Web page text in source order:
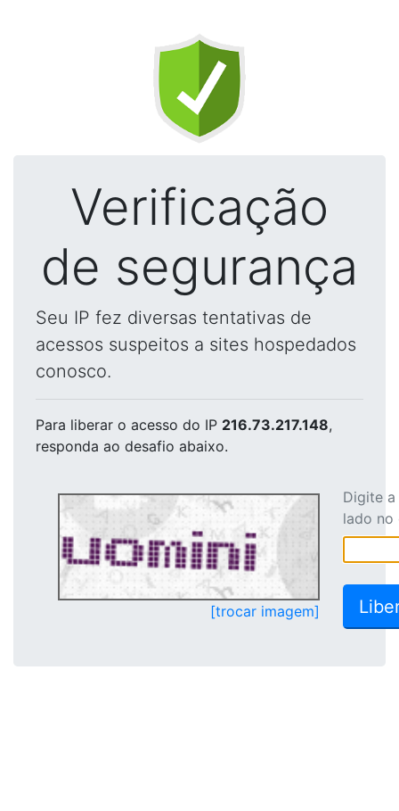
Verificação
de segurança
Seu IP fez diversas tentativas de
acessos suspeitos a sites hospedados
conosco.
Para liberar o acesso do IP 216.73.217.148,
responda ao desafio abaixo.
[trocar imagem]
Digite
lado no